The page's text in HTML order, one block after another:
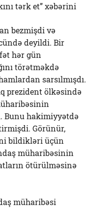
bezmişdi və
deyildi. Bir
hər gün
törətməkdə
sarsılmışdı.
prezident ölkəsində
Bunu hakimiyyətdə
Görünür,
bildikləri üçün
müharibəsinin
ötürülməsinə
müharibəsi